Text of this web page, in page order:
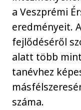
a Veszprémi
eredményeit.
fejlődéséről
alatt több
tanévhez
száma.